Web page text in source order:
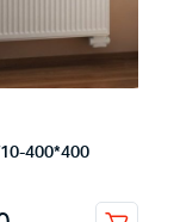
400*400